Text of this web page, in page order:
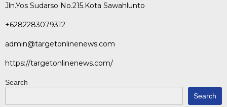
Jln.Yos Sudarso No.215.Kota Sawahlunto
+6282283079312
admin@targetonlinenews.com
https://targetonlinenews.com/
Search
Search